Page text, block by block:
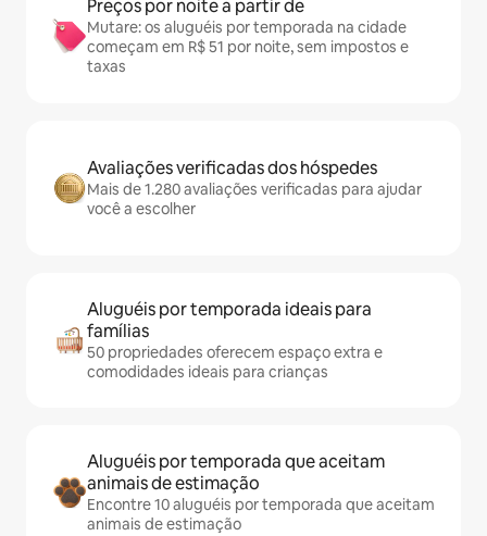
Preços por noite a partir de
Mutare: os aluguéis por temporada na cidade
começam em R$ 51 por noite, sem impostos e
taxas
Avaliações verificadas dos hóspedes
Mais de 1.280 avaliações verificadas para ajudar
você a escolher
Aluguéis por temporada ideais para
famílias
50 propriedades oferecem espaço extra e
comodidades ideais para crianças
Aluguéis por temporada que aceitam
animais de estimação
Encontre 10 aluguéis por temporada que aceitam
animais de estimação